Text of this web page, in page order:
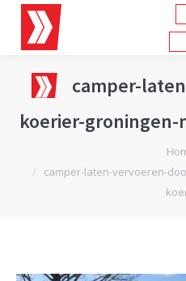
camper-
koerier-
camper-laten-vervoeren-